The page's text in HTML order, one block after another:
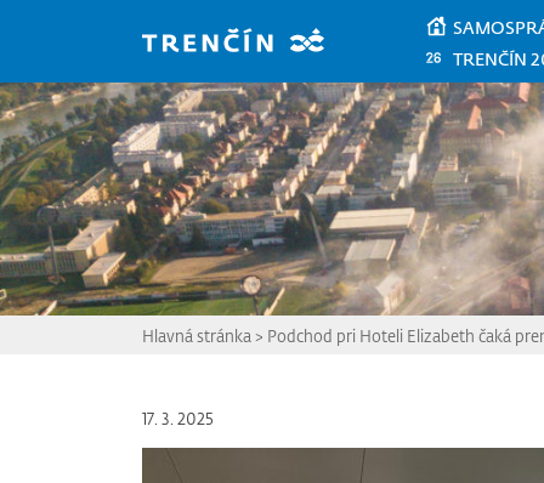
TRENČÍN
Hlavná stránka > Podchod pri Hoteli Elizabeth čaká
17. 3. 2025